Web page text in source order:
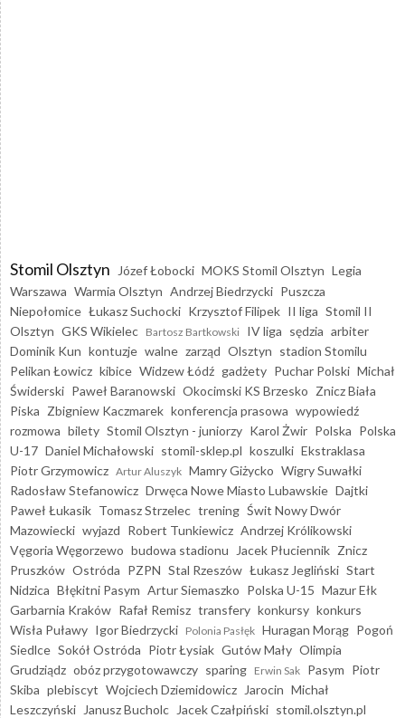
Stomil Olsztyn Józef Łobocki MOKS Stomil Olsztyn Legia
Warszawa Warmia Olsztyn Andrzej Biedrzycki Puszcza
Niepołomice Łukasz Suchocki Krzysztof Filipek II liga Stomil II
Olsztyn GKS Wikielec Bartosz Bartkowski IV liga sędzia arbiter
Dominik Kun kontuzje walne zarząd Olsztyn stadion Stomilu
Pelikan Łowicz kibice Widzew Łódź gadżety Puchar Polski Michał
Świderski Paweł Baranowski Okocimski KS Brzesko Znicz Biała
Piska Zbigniew Kaczmarek konferencja prasowa wypowiedź
rozmowa bilety Stomil Olsztyn - juniorzy Karol Żwir Polska Polska
U-17 Daniel Michałowski stomil-sklep.pl koszulki Ekstraklasa
Piotr Grzymowicz Artur Aluszyk Mamry Giżycko Wigry Suwałki
Radosław Stefanowicz Drwęca Nowe Miasto Lubawskie Dajtki
Paweł Łukasik Tomasz Strzelec trening Świt Nowy Dwór
Mazowiecki wyjazd Robert Tunkiewicz Andrzej Królikowski
Vęgoria Węgorzewo budowa stadionu Jacek Płuciennik Znicz
Pruszków Ostróda PZPN Stal Rzeszów Łukasz Jegliński Start
Nidzica Błękitni Pasym Artur Siemaszko Polska U-15 Mazur Ełk
Garbarnia Kraków Rafał Remisz transfery konkursy konkurs
Wisła Puławy Igor Biedrzycki Polonia Pasłęk Huragan Morąg Pogoń
Siedlce Sokół Ostróda Piotr Łysiak Gutów Mały Olimpia
Grudziądz obóz przygotowawczy sparing Erwin Sak Pasym Piotr
Skiba plebiscyt Wojciech Dziemidowicz Jarocin Michał
Leszczyński
Janusz Bucholc Jacek Czałpiński stomil.olsztyn.pl